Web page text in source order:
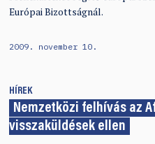
Európai Bizottságnál.
2009. november 10.
HÍREK
Nemzetközi felhívás az
visszaküldések ellen